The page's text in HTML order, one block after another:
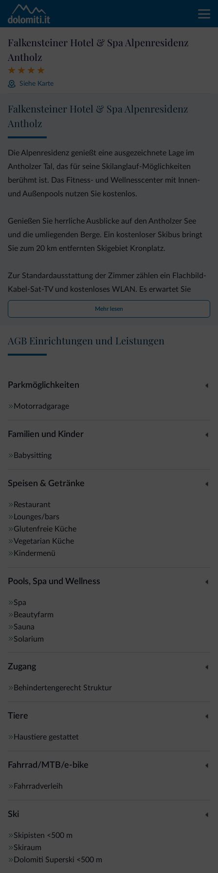
Falkensteiner Hotel & Spa Alpenresidenz
Antholz
Siehe Karte
Falkensteiner Hotel & Spa Alpenresidenz
Antholz
Die Alpenresidenz genießt eine ausgezeichnete Lage im
Antholzer Tal, das für seine Skilanglauf-Möglichkeiten
berühmt ist. Das Fitness- und Wellnesscenter mit Innen-
und Außenpools nutzen Sie kostenlos.
Genießen Sie herrliche Ausblicke auf den Antholzer See
und die umliegenden Berge. Ein kostenloser Skibus bringt
Sie zum 20 km entfernten Skigebiet Kronplatz.
Zur Standardausstattung der Zimmer zählen ein Flachbild-
Kabel-Sat-TV und kostenloses WLAN. Es erwartet Sie
zudem ein Sauna-Set mit Bademantel, Hausschuhen und
Handtüchern. Zum größten Teil verfügen die Zimmer über
Beginnen Sie Ihren Tag im Falkensteiner Hotel & Spa mit
Bioprodukte umfasst. Das Restaurant serviert regionale
sich perfekt zum Entspannen.
Das Wellnesscenter lädt mit Sauna, Dampfbad und
Whirlpool zum Entspannen ein. Mit Massagen und
verwöhnen.
Mehr lesen
AGB Einrichtungen und Leistungen
Parkmöglichkeiten
Motorradgarage
Familien und Kinder
Babysitting
Speisen & Getränke
Restaurant
Lounges/bars
Glutenfreie Küche
Vegetarian Küche
Kindermenü
Pools, Spa und Wellness
Spa
Beautyfarm
Sauna
Solarium
Zugang
Behindertengerecht Struktur
Tiere
Haustiere gestattet
Fahrrad/MTB/e-bike
Fahrradverleih
Ski
Skipisten <500 m
Skiraum
Dolomiti Superski <500 m